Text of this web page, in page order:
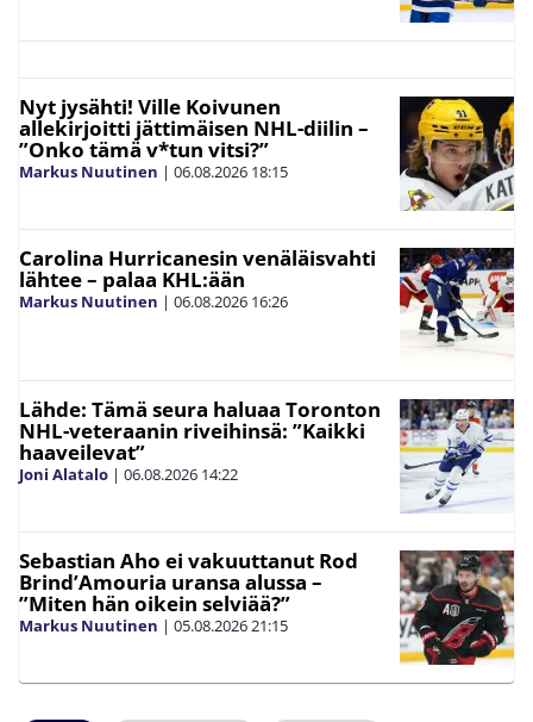
Nyt jysähti! Ville Koivunen
allekirjoitti jättimäisen NHL-diilin –
”Onko tämä v*tun vitsi?”
Markus Nuutinen | 06.08.2026 18:15
Carolina Hurricanesin venäläisvahti
lähtee – palaa KHL:ään
Markus Nuutinen | 06.08.2026 16:26
Lähde: Tämä seura haluaa Toronton
NHL-veteraanin riveihinsä: ”Kaikki
haaveilevat”
Joni Alatalo | 06.08.2026 14:22
Sebastian Aho ei vakuuttanut Rod
Brind’Amouria uransa alussa –
”Miten hän oikein selviää?”
Markus Nuutinen | 05.08.202621:15